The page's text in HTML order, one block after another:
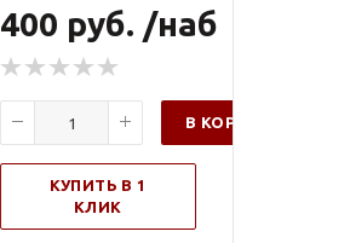
400 руб. /наб
В КОРЗИНУ
КУПИТЬ В 1
КЛИК